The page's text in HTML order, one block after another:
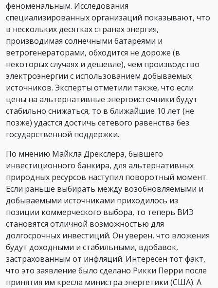
феноменальным. Исследования
специализированных организаций показывают, что
в нескольких десятках странах энергия,
производимая солнечными батареями и
ветрогенераторами, обходится не дороже (в
некоторых случаях и дешевле), чем производство
электроэнергии с использованием добываемых
источников. Эксперты отметили также, что если
цены на альтернативные энергоисточники будут
стабильно снижаться, то в ближайшие 10 лет (не
позже) удастся достичь сетевого равенства без
государственной поддержки.
По мнению Майкла Дрекслера, бывшего
инвестиционного банкира, для альтернативных
природных ресурсов наступил поворотный момент.
Если раньше выбирать между возобновляемыми и
добываемыми источниками приходилось из
позиции коммерческого выбора, то теперь ВИЭ
становятся отличной возможностью для
долгосрочных инвестиций. Он уверен, что вложения
будут доходными и стабильными, вдобавок,
застрахованным от инфляций. Интересен тот факт,
что это заявление было сделано Рикки Перри после
принятия им кресла министра энергетики (США). А